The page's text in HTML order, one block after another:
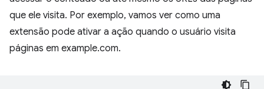
que ele visita. Por exemplo, vamos ver como uma
extensão pode ativar a ação quando o usuário visita
páginas em example.com.